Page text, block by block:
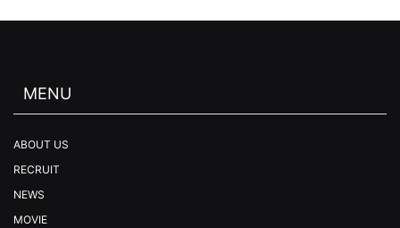
MENU
ABOUT US
RECRUIT
NEWS
MOVIE